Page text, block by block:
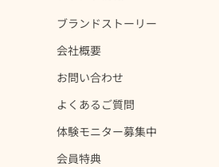
ブランドストーリー
会社概要
お問い合わせ
よくあるご質問
体験モニター募集中
会員特典